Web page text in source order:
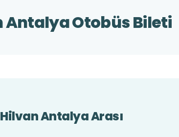
Antalya Otobüs Bileti
Hilvan Antalya Arası